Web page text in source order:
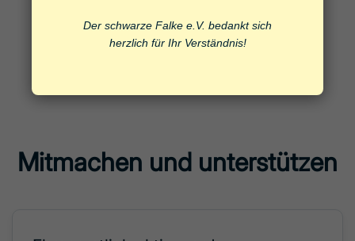
Der schwarze Falke e.V. bedankt sich
herzlich für Ihr Verständnis!
Mitmachen und unterstützen